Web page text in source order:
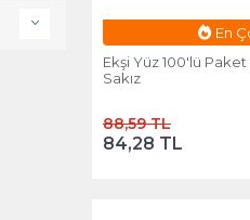
Ekşi Yüz 100'lü
Sakız
88,59 TL
84,28 TL